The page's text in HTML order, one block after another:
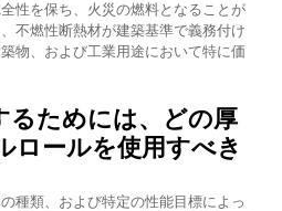
性を保ち、火災の燃料となることが
不燃性断熱材が建築基準で義務付け
物、および工業用途において特に価
るためには、どの厚
ロールを使用すべき
種類、および特定の性能目標によっ